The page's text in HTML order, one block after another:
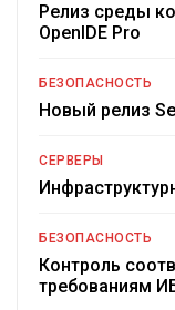
Релиз среды
OpenIDE Pro
БЕЗОПАСНОСТЬ
Новый релиз
СЕРВЕРЫ
БЕЗОПАСНОСТЬ
Контроль
требованиям